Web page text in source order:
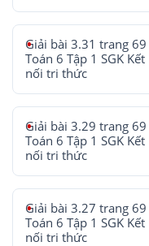
Giải bài 3.31 trang 69
Toán 6 Tập 1 SGK Kết
nối tri thức
Giải bài 3.29 trang 69
Toán 6 Tập 1 SGK Kết
nối tri thức
Giải bài 3.27 trang 69
Toán 6 Tập 1 SGK Kết
nối tri thức